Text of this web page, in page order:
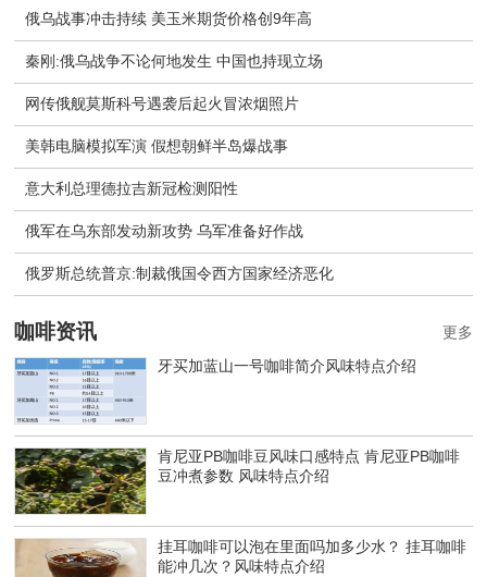
俄乌战事冲击持续 美玉米期货价格创9年高
秦刚:俄乌战争不论何地发生 中国也持现立场
网传俄舰莫斯科号遇袭后起火冒浓烟照片
美韩电脑模拟军演 假想朝鲜半岛爆战事
意大利总理德拉吉新冠检测阳性
俄军在乌东部发动新攻势 乌军准备好作战
​俄罗斯总统普京:制裁俄国令西方国家经济恶化
咖啡资讯
牙买加蓝山一号咖啡简介风味特点介绍
肯尼亚PB咖啡豆风味口感特点 肯尼亚PB咖啡
豆冲煮参数 风味特点介绍
挂耳咖啡可以泡在里面吗加多少水？ 挂耳咖啡
能冲几次？风味特点介绍
更多